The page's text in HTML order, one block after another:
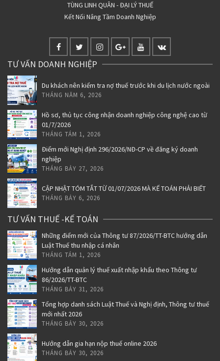
TÙNG LINH QUÂN - ĐẠI LÝ THUẾ
Kết Nối Nâng Tầm Doanh Nghiệp
TƯ VẤN DOANH NGHIỆP
Du khách nên kiểm tra nợ thuế trước khi du lịch nước ngoài
THÁNG NĂM 6, 2026
Hồ sơ, thủ tục công nhận doanh nghiệp công nghệ cao từ
01/7/2026
THÁNG TÁM 1, 2026
Điểm mới Nghị định 296/2026/NĐ-CP về đăng ký doanh
nghiệp
THÁNG BẢY 27, 2026
CẬP NHẬT TÓM TẮT TỪ 01/07/2026 MÀ KẾ TOÁN PHẢI BIẾT
THÁNG BẢY 6, 2026
TƯ VẤN THUẾ -KẾ TOÁN
Những điểm mới của Thông tư 87/2026/TT-BTC hướng dẫn
Luật Thuế thu nhập cá nhân
THÁNG TÁM 1, 2026
Hướng dẫn quản lý thuế xuất nhập khẩu theo Thông tư
86/2026/TT-BTC
THÁNG BẢY 31, 2026
Tổng hợp danh sách Luật Thuế và Nghị định, Thông tư thuế
mới nhất 2026
THÁNG BẢY 30, 2026
Hướng dẫn gia hạn nộp thuế online 2026
THÁNG BẢY 30, 2026